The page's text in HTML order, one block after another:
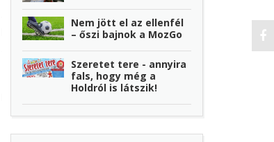
Nem jött el az ellenfél
– őszi bajnok a MozGo
Szeretet tere - annyira
fals, hogy még a
Holdról is látszik!